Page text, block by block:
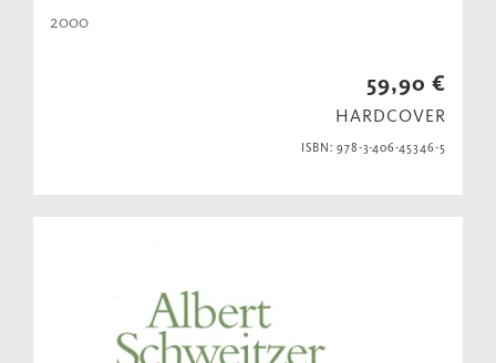
2000
59,90 €
HARDCOVER
ISBN: 978-3-406-45346-5